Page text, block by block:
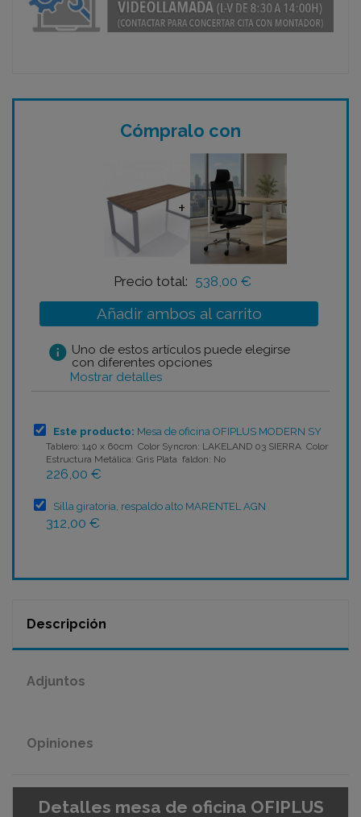
Cómpralo con
+
Precio total: 538,00 €
Añadir ambos al carrito
info Uno de estos artículos puede elegirse
con diferentes opciones
Mostrar detalles
Este producto: Mesa de oficina OFIPLUS MODERN SY
Tablero: 140 x 60cm Color Syncron: LAKELAND 03 SIERRA Color
Estructura Metálica: Gris Plata faldon: No
226,00 €
Silla giratoria, respaldo alto MARENTEL AGN
312,00 €
Descripción
Adjuntos
Opiniones
Detalles mesa de oficina OFIPLUS